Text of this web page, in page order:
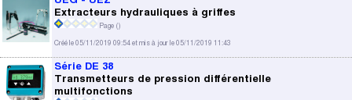
Extracteurs hydrauliques à griffes
Page ()
Créé le 05/11/2019 09:54 et mis à jour le 05/11/2019 11:43
Série DE 38
Transmetteurs de pression différentielle
multifonctions